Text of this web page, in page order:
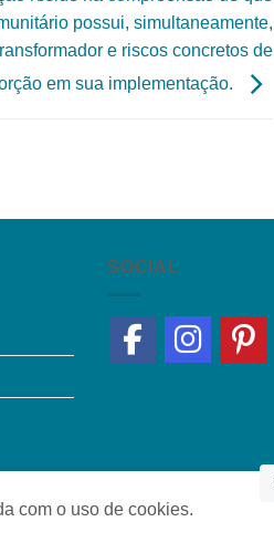
possui, simultaneamente,
e riscos concretos de
em sua implementação.
SOCIAL
com o uso de cookies.